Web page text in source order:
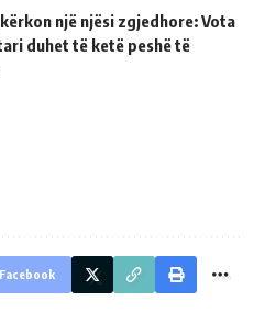
një njësi zgjedhore: Vota
duhet të ketë peshë të
Facebook